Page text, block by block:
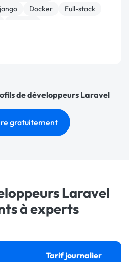
Docker
Full-stack
de développeurs Laravel
gratuitement
Laravel
à experts
Tarif journalier